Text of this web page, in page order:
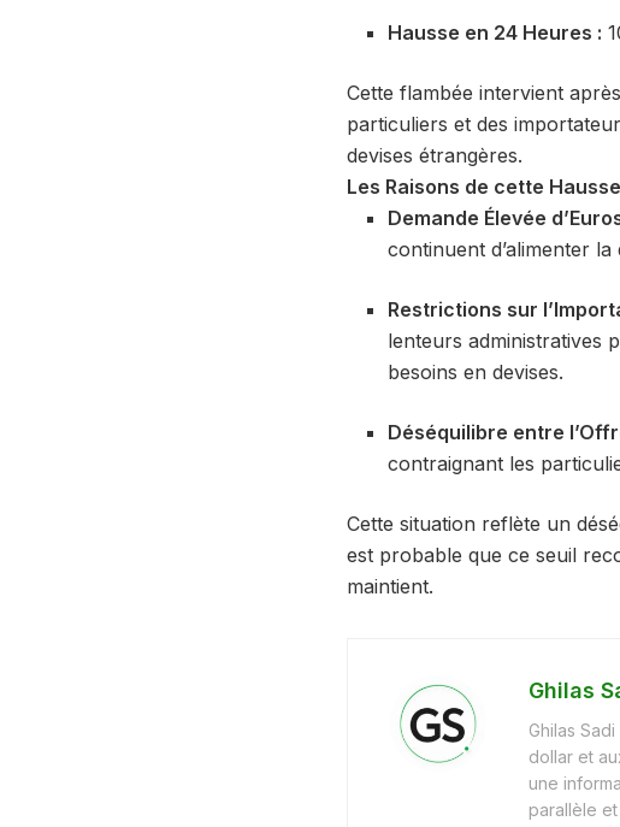
Hausse en 24 Heures :
Cette flambée intervient
particuliers et des
devises étrangères.
Les Raisons de cette
Demande Élevée
continuent d’alimenter
Restrictions sur
lenteurs administratives
besoins en devises.
Déséquilibre entre
contraignant les
Cette situation reflète un
est probable que ce seuil
maintient.
Ghilas
Ghilas
dollar et
une
parallèle